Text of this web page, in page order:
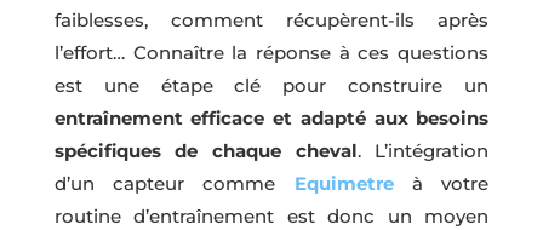
faiblesses, comment récupèrent-ils après
l’effort… Connaître la réponse à ces questions
est une étape clé pour construire un
entraînement efficace et adapté aux besoins
spécifiques de chaque cheval. L’intégration
d’un capteur comme Equimetreà votre
routine d’entraînement est donc un moyen